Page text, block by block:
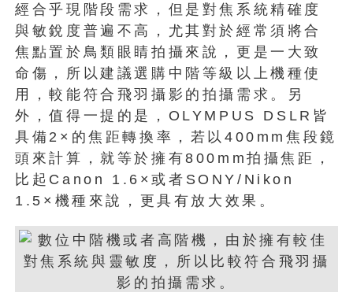
經合乎現階段需求，但是對焦系統精確度
與敏銳度普遍不高，尤其對於經常須將合
焦點置於鳥類眼睛拍攝來說，更是一大致
命傷，所以建議選購中階等級以上機種使
用，較能符合飛羽攝影的拍攝需求。另
外，值得一提的是，OLYMPUS DSLR皆
具備2×的焦距轉換率，若以400mm焦段鏡
頭來計算，就等於擁有800mm拍攝焦距，
比起Canon 1.6×或者SONY/Nikon
1.5×機種來說，更具有放大效果。